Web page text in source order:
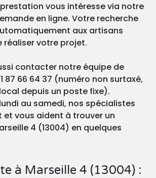
vous intéresse via notre
en ligne. Votre recherche
aux artisans
réaliser votre projet.
contacter notre équipe de
87 66 64 37 (numéro non surtaxé,
depuis un poste fixe).
au samedi, nos spécialistes
et vous aident à trouver un
4 (13004) en quelques
à Marseille 4 (13004) :